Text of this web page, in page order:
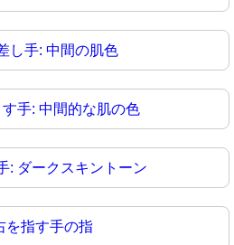
し手: 中間の肌色
手: 中間的な肌の色
: ダークスキントーン
を指す手の指